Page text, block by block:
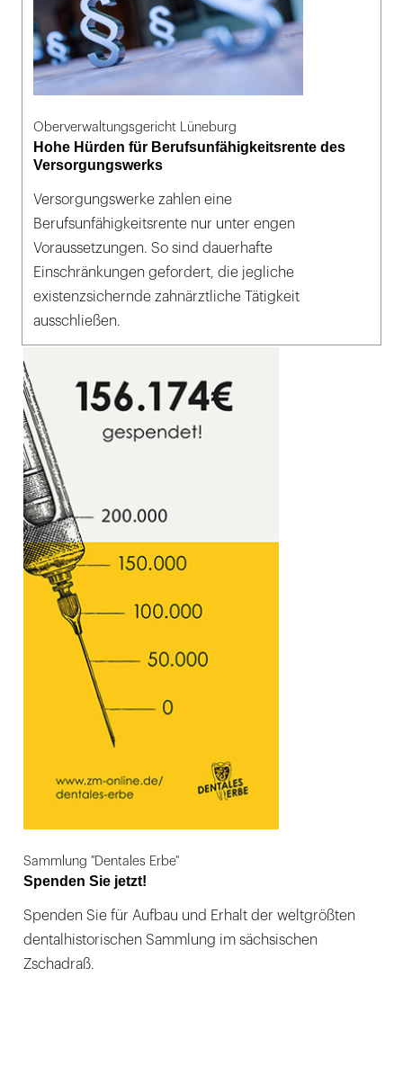
Oberverwaltungsgericht Lüneburg
Hohe Hürden für Berufsunfähigkeitsrente des
Versorgungswerks
Versorgungswerke zahlen eine
Berufsunfähigkeitsrente nur unter engen
Voraussetzungen. So sind dauerhafte
Einschränkungen gefordert, die jegliche
existenzsichernde zahnärztliche Tätigkeit
ausschließen.
Sammlung "Dentales Erbe"
Spenden Sie jetzt!
Spenden Sie für Aufbau und Erhalt der weltgrößten
dentalhistorischen Sammlung im sächsischen
Zschadraß.